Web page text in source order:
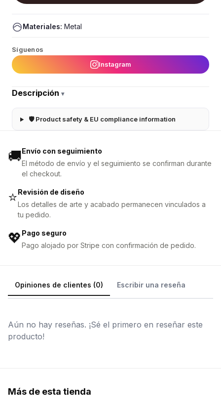
Materiales: Metal
Síguenos
Instagram
Descripción ▾
🛡 Product safety & EU compliance information
🚚Envío con seguimiento
El método de envío y el seguimiento se confirman durante
el checkout.
⭐Revisión de diseño
Los detalles de arte y acabado permanecen vinculados a
tu pedido.
💖 Pago seguro
Pago alojado por Stripe con confirmación de pedido.
Opiniones de clientes (0) Escribir una reseña
Aún no hay reseñas. ¡Sé el primero en reseñar este
producto!
Más de esta tienda